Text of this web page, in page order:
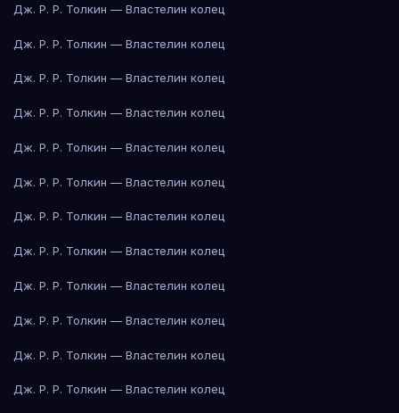
Дж. Р. Р. Толкин — Властелин колец
Дж. Р. Р. Толкин — Властелин колец
Дж. Р. Р. Толкин — Властелин колец
Дж. Р. Р. Толкин — Властелин колец
Дж. Р. Р. Толкин — Властелин колец
Дж. Р. Р. Толкин — Властелин колец
Дж. Р. Р. Толкин — Властелин колец
Дж. Р. Р. Толкин — Властелин колец
Дж. Р. Р. Толкин — Властелин колец
Дж. Р. Р. Толкин — Властелин колец
Дж. Р. Р. Толкин — Властелин колец
Дж. Р. Р. Толкин — Властелин колец